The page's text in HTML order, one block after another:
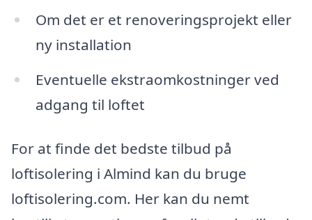
Om det er et renoveringsprojekt eller
ny installation
Eventuelle ekstraomkostninger ved
adgang til loftet
For at finde det bedste tilbud på
loftisolering i Almind kan du bruge
loftisolering.com. Her kan du nemt